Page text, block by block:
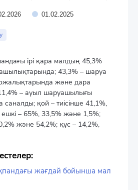
01.02.2025
ірі қара малдың 45,3%
43,3% – шаруа
және дара
11,4% – ауыл шаруашылығы
саналды; қой – тиісінше 41,1%,
– 65%, 33,5% және 1,5%;
және 54,2%; құс – 14,2%,
жағдай бойынша мал